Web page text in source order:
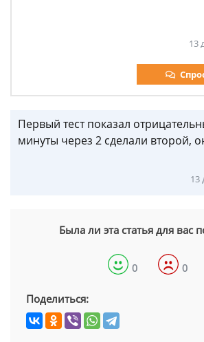
13
Первый тест показал
минуты через 2 сделали второй,
13
Была ли эта статья для вас
0 0
Поделиться: